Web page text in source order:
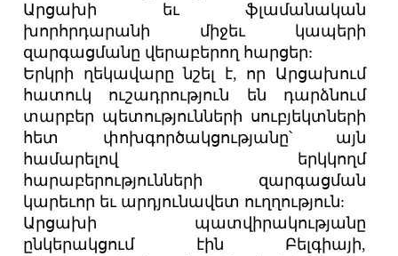
Արցախի եւ ֆլամանական
խորհրդարանի միջեւ կապերի
զարգացմանը վերաբերող հարցեր:
Երկրի ղեկավարը նշել է, որ Արցախում
հատուկ ուշադրություն են դարձնում
տարբեր պետությունների սուբյեկտների
հետ փոխգործակցությանը՝ այն
համարելով երկկողմ
հարաբերությունների զարգացման
կարեւոր եւ արդյունավետ ուղղություն:
Արցախի պատվիրակությանը
ընկերակցում էին Բելգիայի,